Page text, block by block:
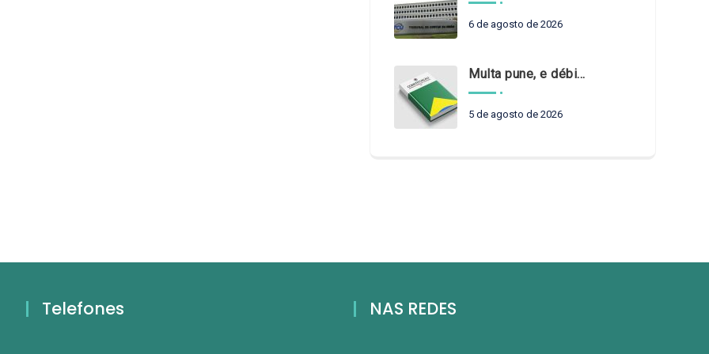
6 de agosto de 2026
Multa pune, e débito recompõe. § 3º do art. 71 da Constituição: um problema de legística formal
5 de agosto de 2026
Telefones NAS REDES